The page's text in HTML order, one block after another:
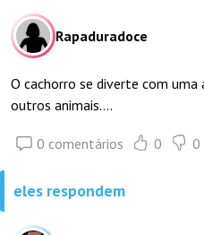
Rapaduradoce
O cachorro se diverte com
outros animais....
0 comentários 0 0
eles respondem